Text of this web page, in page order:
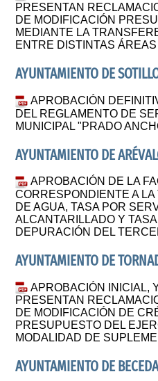
PRESENTAN
DE MODIFICACIÓN
MEDIANTE LA
ENTRE DISTINTAS
AYUNTAMIENTO DE
APROBACIÓN
DEL REGLAMENTO DE
MUNICIPAL "PRADO
AYUNTAMIENTO DE
APROBACIÓN DE LA
CORRESPONDIENTE A
DE AGUA, TASA POR
ALCANTARILLADO Y
DEPURACIÓN DEL
AYUNTAMIENTO DE
APROBACIÓN INICIAL,
PRESENTAN
DE MODIFICACIÓN DE
PRESUPUESTO DEL
MODALIDAD DE
AYUNTAMIENTO DE